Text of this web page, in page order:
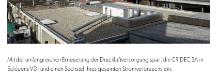
Mit der umfangreichen Erneuerung der Druckluftversorgung spart die CRIDEC SA in
Eclépens VD rund einen Sechstel ihres gesamten Stromverbrauchs ein.